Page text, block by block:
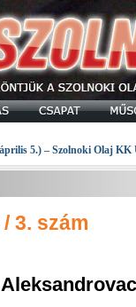
5.) – Szolnoki Olaj KK
3. szám